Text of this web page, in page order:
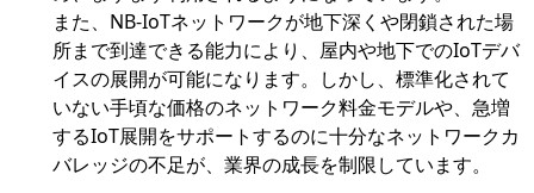
また、NB-IoTネットワークが地下深くや閉鎖された場
所まで到達できる能力により、屋内や地下でのIoTデバ
イスの展開が可能になります。しかし、標準化されて
いない手頃な価格のネットワーク料金モデルや、急増
するIoT展開をサポートするのに十分なネットワークカ
バレッジの不足が、業界の成長を制限しています。